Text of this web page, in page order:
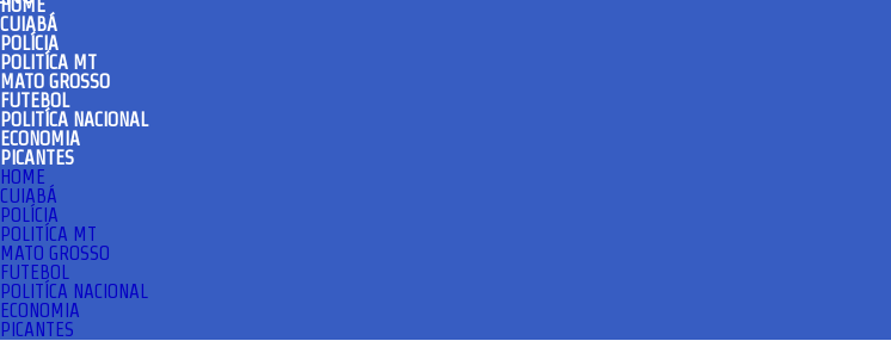
HOME
CUIABÁ
POLÍCIA
POLITÍCA MT
MATO GROSSO
FUTEBOL
POLITÍCA NACIONAL
ECONOMIA
PICANTES
HOME
CUIABÁ
POLÍCIA
POLITÍCA MT
MATO GROSSO
FUTEBOL
POLITÍCA NACIONAL
ECONOMIA
PICANTES